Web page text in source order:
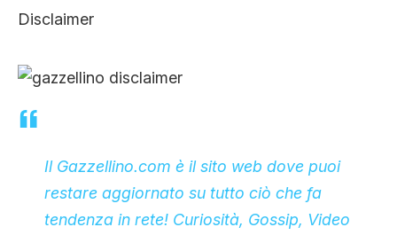
Disclaimer
Il Gazzellino.com è il sito web dove puoi
restare aggiornato su tutto ciò che fa
tendenza in rete! Curiosità, Gossip, Video